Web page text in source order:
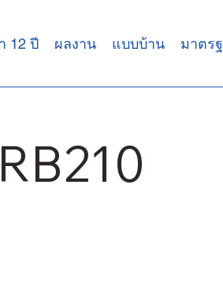
12 ปี ผลงาน แบบบ้าน มาตร